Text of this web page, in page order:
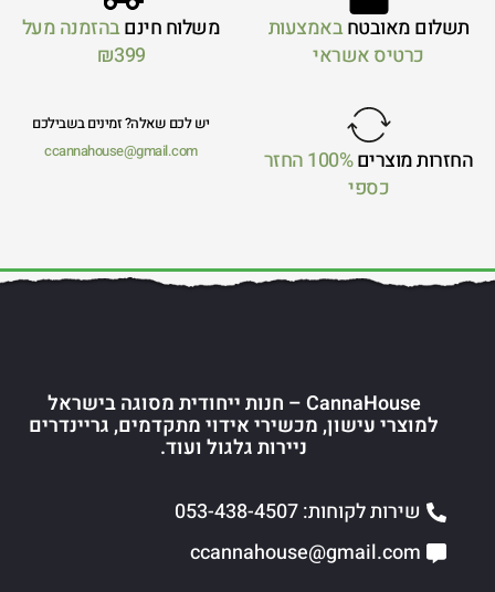
תשלום מאובטחבאמצעות
כרטיס אשראי
משלוח חינםבהזמנה מעל
₪399
החזרות מוצרים
100% החזר
כספי
יש לכם שאלה? זמינים בשבילכם
ccannahouse@gmail.com
CannaHouse – חנות ייחודית מסוגה בישראל
למוצרי עישון, מכשירי אידוי מתקדמים, גריינדרים
ניירות גלגול ועוד.
שירות לקוחות: 053-438-4507
ccannahouse@gmail.com